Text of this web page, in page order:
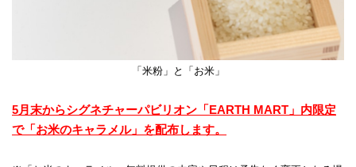
「米粉」と「お米」
5月末からシグネチャーパビリオン「EARTH MART」内限定
で「お米のキャラメル」を配布します。